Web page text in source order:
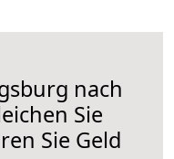
nach
Sie
Sie Geld